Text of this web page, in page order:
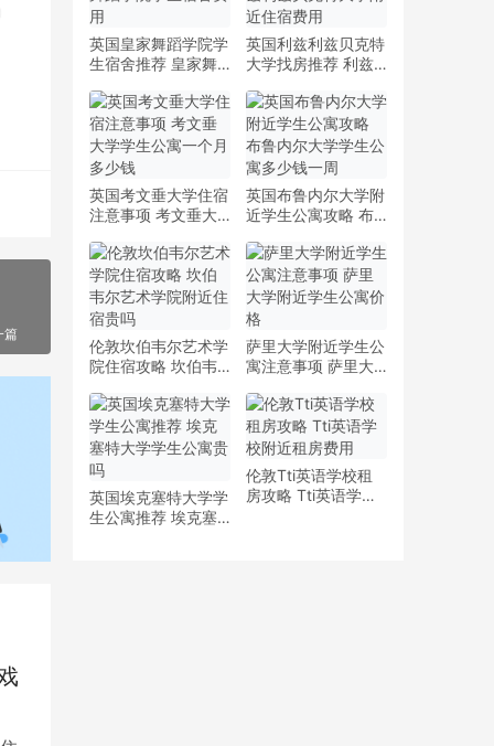
篇
英国皇家舞蹈学院学
生宿舍推荐 皇家舞
英国利兹利兹贝克特
大学找房推荐 利兹
住宿费用
英国考文垂大学住宿
注意事项 考文垂大
少钱
英国布鲁内尔大学附
近学生公寓攻略 布
多少钱一周
伦敦坎伯韦尔艺术学
院住宿攻略 坎伯韦
贵吗
萨里大学附近学生公
寓注意事项 萨里大
英国埃克塞特大学学
生公寓推荐 埃克塞
伦敦Tti英语学校租
房攻略 Tti英语学校